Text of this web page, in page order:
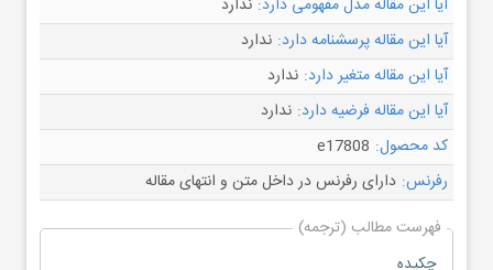
آیا این مقاله مدل مفهومی دارد: ندارد
آیا این مقاله پرسشنامه دارد: ندارد
آیا این مقاله متغیر دارد: ندارد
آیا این مقاله فرضیه دارد: ندارد
کد محصول: e17808
رفرنس: دارای رفرنس در داخل متن و انتهای مقاله
فهرست مطالب (ترجمه)
چکیده